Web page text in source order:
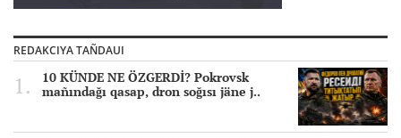
REDAKCIYA TAÑDAUI
10 KÜNDE NE ÖZGERDİ? Pokrovsk
mañındağı qasap, dron soğısı jäne j..